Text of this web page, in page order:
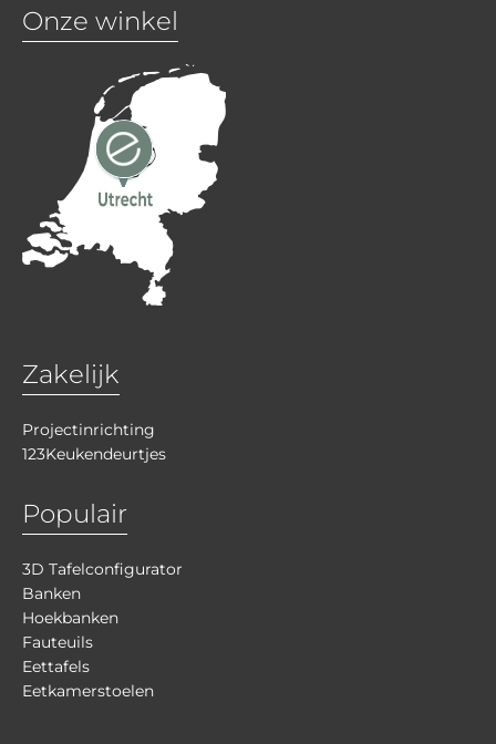
Onze winkel
Zakelijk
Projectinrichting
123Keukendeurtjes
Populair
3D Tafelconfigurator
Banken
Hoekbanken
Fauteuils
Eettafels
Eetkamerstoelen